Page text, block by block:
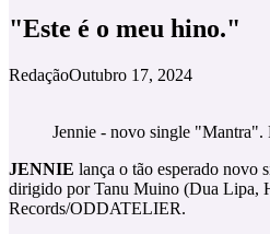
"Este é o meu hino."
RedaçãoOutubro 17, 2024
Jennie - novo single "Mantra".
JENNIE lança o tão esperado novo
dirigido por Tanu Muino (Dua Lipa,
Records/ODDATELIER.